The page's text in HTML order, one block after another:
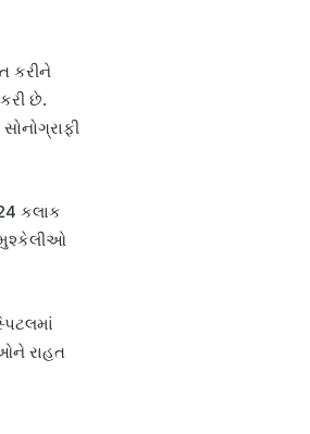
કરીને
છે.
કલાક
મુશ્કેલીઓ
રાહત